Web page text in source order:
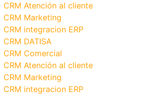
CRM Atención al cliente
CRM Marketing
CRM integracion ERP
CRM DATISA
CRM Comercial
CRM Atención al cliente
CRM Marketing
CRM integracion ERP